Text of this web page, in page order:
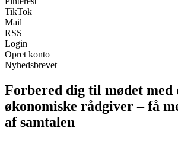
TikTok
Mail
RSS
Login
Opret konto
Nyhedsbrevet
Forbered dig til mødet med
økonomiske rådgiver – få
af samtalen